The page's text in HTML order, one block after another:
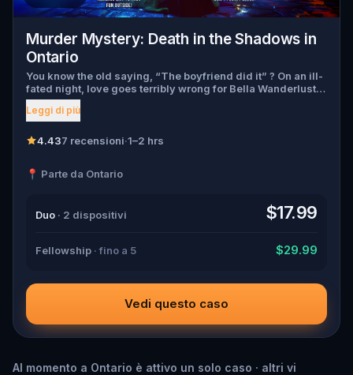
Murder Mystery: Death in the Shadows in
Ontario
You know the old saying, “The boyfriend did it” ? On an ill-
fated night, love goes terribly wrong for Bella Wanderlust
and Walter Bridges . Bella, a famous travel blogger, was
found dead during a ghost tour led by the theatrical Percy
Walter, the obsessed boyfriend? Percy, the ghost tour
suspects, and expose the real murderer before they strike
Leggi di più
4.437 recensioni·1–2 hrs
📍 Parte da Ontario
Duo · 2 dispositivi $17.99
Fellowship · fino a 5 $29.99
Vedi questo caso
Al momento a Ontario è attivo un solo caso · altri vi